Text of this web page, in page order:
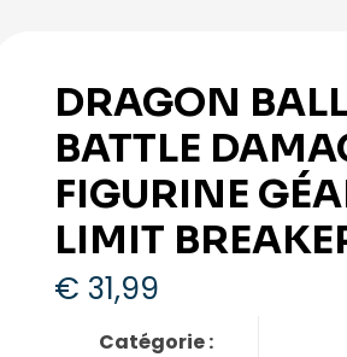
DRAGON
BATTLE
FIGURINE
LIMIT
€ 31,99
Catégorie :